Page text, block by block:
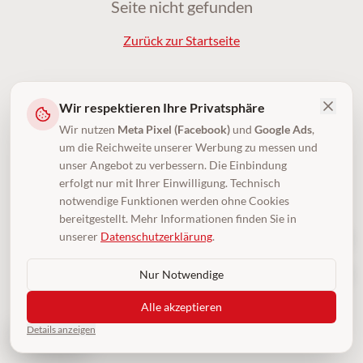
Seite nicht gefunden
Zurück zur Startseite
4,5 (250)
Wir respektieren Ihre Privatsphäre
Wir nutzen Meta Pixel (Facebook) und Google Ads,
um die Reichweite unserer Werbung zu messen und
unser Angebot zu verbessern. Die Einbindung
erfolgt nur mit Ihrer Einwilligung. Technisch
notwendige Funktionen werden ohne Cookies
bereitgestellt. Mehr Informationen finden Sie in
unserer Datenschutzerklärung.
Details anzeigen
Nur Notwendige
Alle akzeptieren